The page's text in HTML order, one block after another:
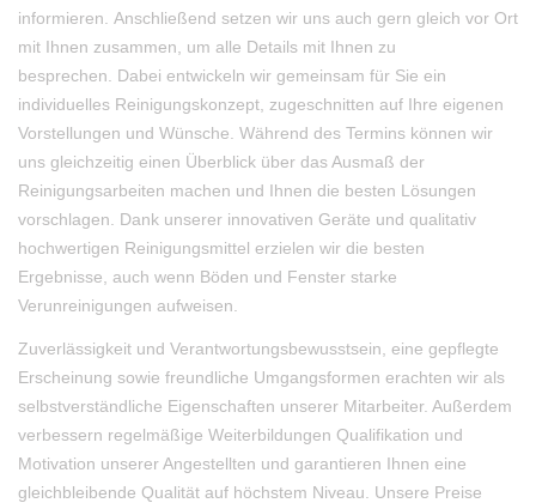
informieren. Anschließend setzen wir uns auch gern gleich vor Ort
mit Ihnen zusammen, um alle Details mit Ihnen zu
besprechen. Dabei entwickeln wir gemeinsam für Sie ein
individuelles Reinigungskonzept, zugeschnitten auf Ihre eigenen
Vorstellungen und Wünsche. Während des Termins können wir
uns gleichzeitig einen Überblick über das Ausmaß der
Reinigungsarbeiten machen und Ihnen die besten Lösungen
vorschlagen. Dank unserer innovativen Geräte und qualitativ
hochwertigen Reinigungsmittel erzielen wir die besten
Ergebnisse, auch wenn Böden und Fenster starke
Verunreinigungen aufweisen.
Zuverlässigkeit und Verantwortungsbewusstsein, eine gepflegte
Erscheinung sowie freundliche Umgangsformen erachten wir als
selbstverständliche Eigenschaften unserer Mitarbeiter. Außerdem
verbessern regelmäßige Weiterbildungen Qualifikation und
Motivation unserer Angestellten und garantieren Ihnen eine
gleichbleibende Qualität auf höchstem Niveau. Unsere Preise